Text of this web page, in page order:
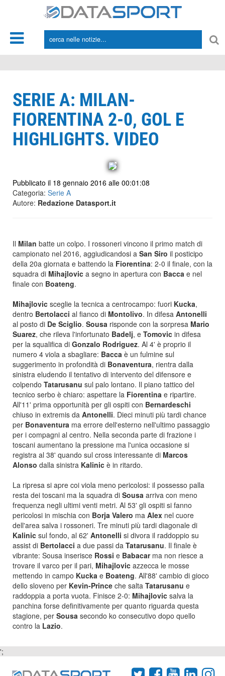
SERIE A: MILAN-
FIORENTINA 2-0, GOL E
HIGHLIGHTS. VIDEO
Pubblicato il 18 gennaio 2016 alle 00:01:08
Categoria: Serie A
Autore: Redazione Datasport.it
Il Milan batte un colpo. I rossoneri vincono il primo match di
campionato nel 2016, aggiudicandosi a San Siro il posticipo
della 20a giornata e battendo la Fiorentina: 2-0 il finale, con la
squadra di Mihajlovic a segno in apertura con Bacca e nel
finale con Boateng.
Mihajlovic sceglie la tecnica a centrocampo: fuori Kucka,
dentro Bertolacci al fianco di Montolivo. In difesa Antonelli
al posto di De Sciglio. Sousa risponde con la sorpresa Mario
Suarez, che rileva l'infortunato Badelj, e Tomovic in difesa
per la squalifica di Gonzalo Rodriguez. Al 4' è proprio il
numero 4 viola a sbagliare: Bacca è un fulmine sul
suggerimento in profondità di Bonaventura, rientra dalla
sinistra eludendo il tentativo di intervento del difensore e
colpendo Tatarusanu sul palo lontano. Il piano tattico del
tecnico serbo è chiaro: aspettare la Fiorentina e ripartire.
All'11' prima opportunità per gli ospiti con Bernardeschi
chiuso in extremis da Antonelli. Dieci minuti più tardi chance
per Bonaventura ma errore dell'esterno nell'ultimo passaggio
per i compagni al centro. Nella seconda parte di frazione i
toscani aumentano la pressione ma l'unica occasione si
registra al 38' quando sul cross interessante di Marcos
Alonso dalla sinistra Kalinic è in ritardo.
La ripresa si apre coi viola meno pericolosi: il possesso palla
resta dei toscani ma la squadra di Sousa arriva con meno
frequenza negli ultimi venti metri. Al 53' gli ospiti si fanno
pericolosi in mischia con Borja Valero ma Alex nel cuore
dell'area salva i rossoneri. Tre minuti più tardi diagonale di
Kalinic sul fondo, al 62' Antonelli si divora il raddoppio su
assist di Bertolacci a due passi da Tatarusanu. Il finale è
vibrante: Sousa inserisce Rossi e Babacar ma non riesce a
trovare il varco per il pari, Mihajlovic azzecca le mosse
mettendo in campo Kucka e Boateng. All'88' cambio di gioco
dello sloveno per Kevin-Prince che salta Tatarusanu e
raddoppia a porta vuota. Finisce 2-0: Mihajlovic salva la
panchina forse definitivamente per quanto riguarda questa
stagione, per Sousa secondo ko consecutivo dopo quello
contro la Lazio.
';